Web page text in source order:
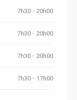
7h30 - 20h00
7h30 - 20h00
7h30 - 20h00
7h30 - 17h00